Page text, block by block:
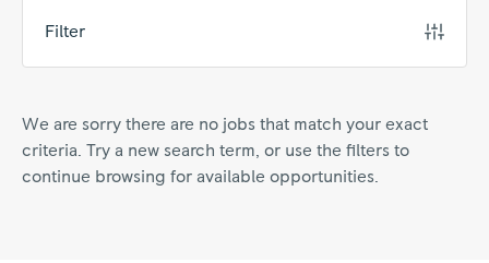
Filter
We are sorry there are no jobs that match your exact
criteria. Try a new search term, or use the filters to
continue browsing for available opportunities.